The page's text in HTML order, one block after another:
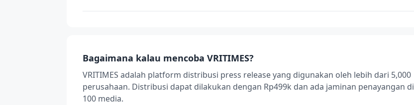
Bagaimana kalau mencoba VRITIMES?
VRITIMES adalah platform distribusi press release yang digunakan oleh lebih dari 5,000
perusahaan. Distribusi dapat dilakukan dengan Rp499k dan ada jaminan penayangan di
100 media.